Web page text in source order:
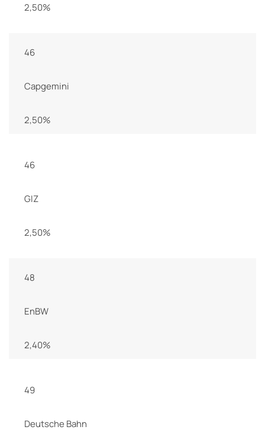
2,50%
46
Capgemini
2,50%
46
GIZ
2,50%
48
EnBW
2,40%
49
Deutsche Bahn